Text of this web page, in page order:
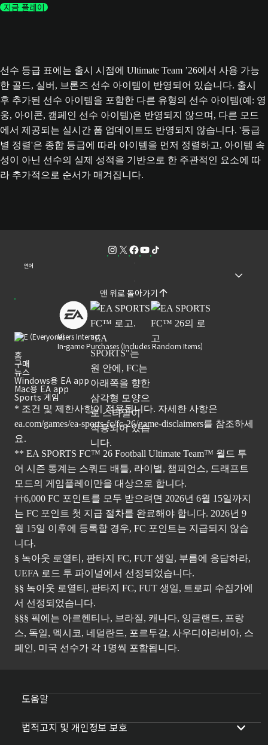
지금 플레이
선수 등급 표에는 출시 시점에 Ultimate Team ’26에서 사용 가능
한 골드, 실버, 브론즈 선수 아이템이 반영되어 있습니다. 출시
후 추가된 선수 아이템을 포함한 다른 유형의 선수 아이템(예: 영
웅, 아이콘, 캠페인 선수 아이템)은 반영되지 않으며, 다른 모드
에서 제공되는 실시간 폼 업데이트도 반영되지 않습니다. '등급
별 정렬'은 종합 등급에 따라 아이템을 먼저 정렬하고, 아이템 속
성이 아닌 선수의 실제 성적을 기반으로 한 주관적인 요소에 따
라 추가적으로 순서가 매겨집니다.
언어
맨 위로 돌아가기
Users Interact
In-game Purchases (Includes Random Items)
홈
구매
뉴스
Windows용 EA app
Mac용 EA app
Sports 게임
* 조건 및 제한사항이 적용됩니다. 자세한 사항은
ea.com/games/ea-sports-fc/fc-26/game-disclaimers를 참조하세
요.
** EA SPORTS FC™ 26 Football Ultimate Team™ 월드 투
어 시즌 통계는 스쿼드 배틀, 라이벌, 챔피언스, 드래프트
모드의 게임플레이만을 대상으로 합니다.
††6,000 FC 포인트를 모두 받으려면 2026년 6월 15일까지
는 FC 포인트 첫 지급 절차를 완료해야 합니다. 2026년 9
월 15일 이후에 등록할 경우, FC 포인트는 지급되지 않습
니다.
§ 녹아웃 로열티, 판타지 FC, FUT 생일, 부름에 응답하라,
UEFA 로드 투 파이널에서 선정되었습니다.
§§ 녹아웃 로열티, 판타지 FC, FUT 생일, 트로피 수집가에
서 선정되었습니다.
§§§ 픽에는 아르헨티나, 브라질, 캐나다, 잉글랜드, 프랑
스, 독일, 멕시코, 네덜란드, 포르투갈, 사우디아라비아, 스
페인, 미국 선수가 각 1명씩 포함됩니다.
도움말
법적고지 및 개인정보 보호